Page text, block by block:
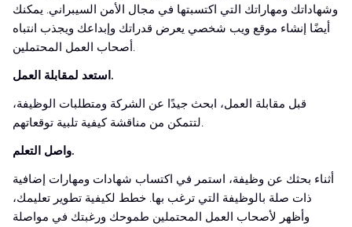
وشهاداتك ومهاراتك التي اكتسبتها في مجال الأمن السيبراني. يمكنك
أيضًا إنشاء موقع ويب شخصي يعرض قدراتك وإبداعك ويجذب انتباه
أصحاب العمل المحتملين.
استعد لمقابلة العمل.
قبل مقابلة العمل، ابحث جيدًا عن الشركة ومتطلبات الوظيفة،
لتتمكن من مناقشة كيفية تلبية توقعاتهم.
واصل التعلم.
أثناء بحثك عن وظيفة، استمر في اكتساب شهادات ومهارات إضافية
ذات صلة بالوظيفة التي ترغب بها. خطط لكيفية تطوير تعليمك،
وأظهر لأصحاب العمل المحتملين طموحك ورغبتك في مواصلة